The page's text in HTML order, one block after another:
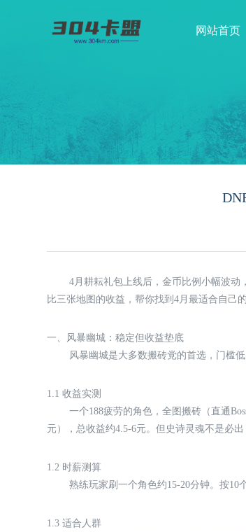
网站首页
4月耕耘礼包上线后，金币比例小幅波
比三张地图的收益，帮你找到4月最适合自己
一、风暴幽城：稳定但收益垫底
风暴幽城是大多数搬砖党的首选，门槛
1.1 收益实测
一个188疲劳的角色，全图搬砖（直通
元），总收益约4.5-6元。但史诗灵魂不是必出
1.2 时薪测算
熟练玩家刷一个角色约15-20分钟。按10
1.3 适合人群